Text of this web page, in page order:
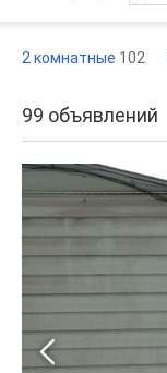
2 комнатные 102
99 объявлений